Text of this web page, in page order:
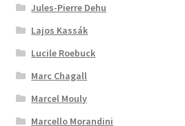
Jules-Pierre Dehu
Lajos Kassák
Lucile Roebuck
Marc Chagall
Marcel Mouly
Marcello Morandini